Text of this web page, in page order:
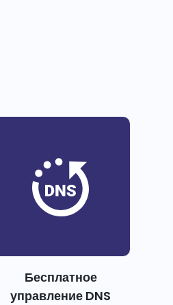
Бесплатное
управление DNS